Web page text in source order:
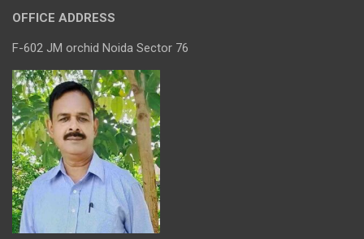
OFFICE ADDRESS
F-602 JM orchid Noida Sector 76